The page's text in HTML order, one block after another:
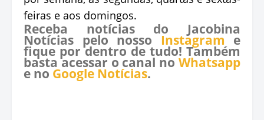
feiras e aos domingos.
Receba notícias do Jacobina
Notícias pelo nosso Instagram e
fique por dentro de tudo! Também
basta acessar o canal no Whatsapp
e no Google Notícias.